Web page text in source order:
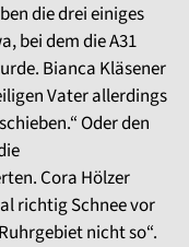
die drei einiges
bei dem die A31
Bianca Kläsener
Vater allerdings
Oder den
Cora Hölzer
richtig Schnee vor
nicht so“.